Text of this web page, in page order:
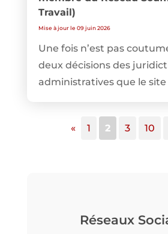
Travail)
Mise à jour le 09 juin 2026
Une fois n’est pas
deux décisions des
administratives que le site
« 1 2 3 10
Réseaux